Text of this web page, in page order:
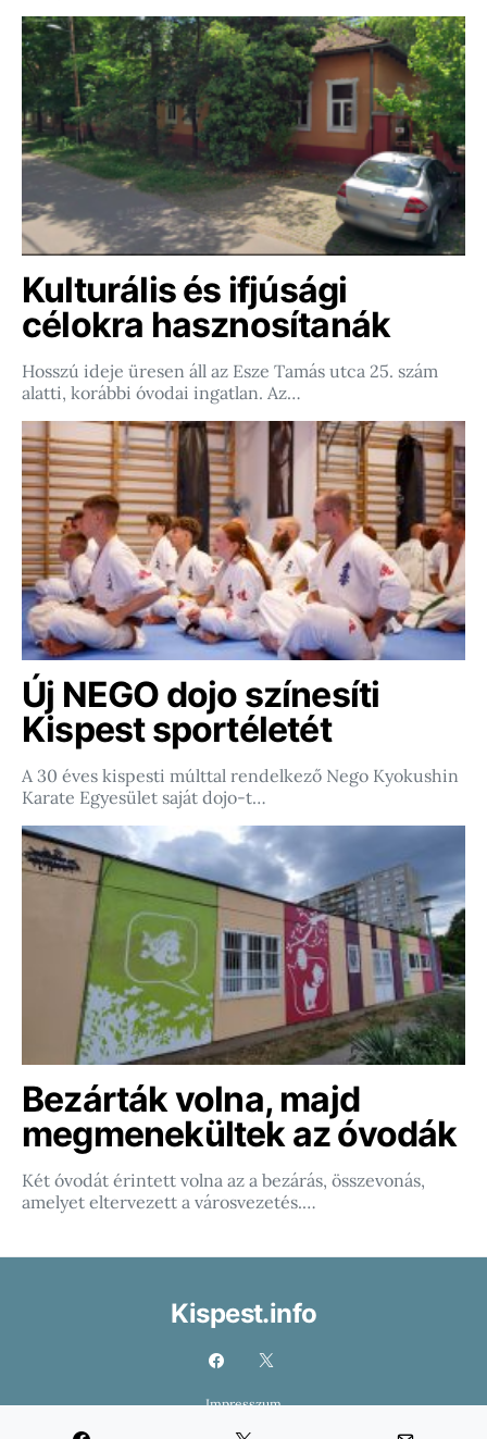
Kulturális és ifjúsági
célokra hasznosítanák
Hosszú ideje üresen áll az Esze Tamás utca 25. szám
alatti, korábbi óvodai ingatlan. Az…
Új NEGO dojo színesíti
Kispest sportéletét
A 30 éves kispesti múlttal rendelkező Nego Kyokushin
Karate Egyesület saját dojo-t…
Bezárták volna, majd
megmenekültek az óvodák
Két óvodát érintett volna az a bezárás, összevonás,
amelyet eltervezett a városvezetés.…
Kispest.info
Impresszum